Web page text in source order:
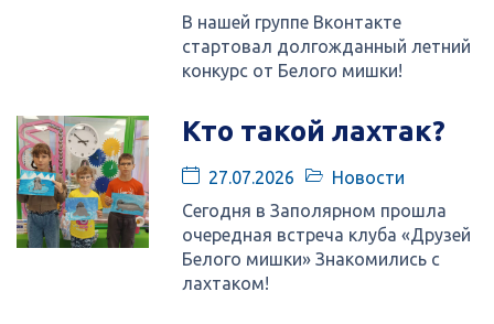
В нашей группе Вконтакте
стартовал долгожданный летний
конкурс от Белого мишки!
Кто такой лахтак?
27.07.2026
Новости
Сегодня в Заполярном прошла
очередная встреча клуба «Друзей
Белого мишки» Знакомились с
лахтаком!